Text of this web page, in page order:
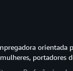
orientada
portadores